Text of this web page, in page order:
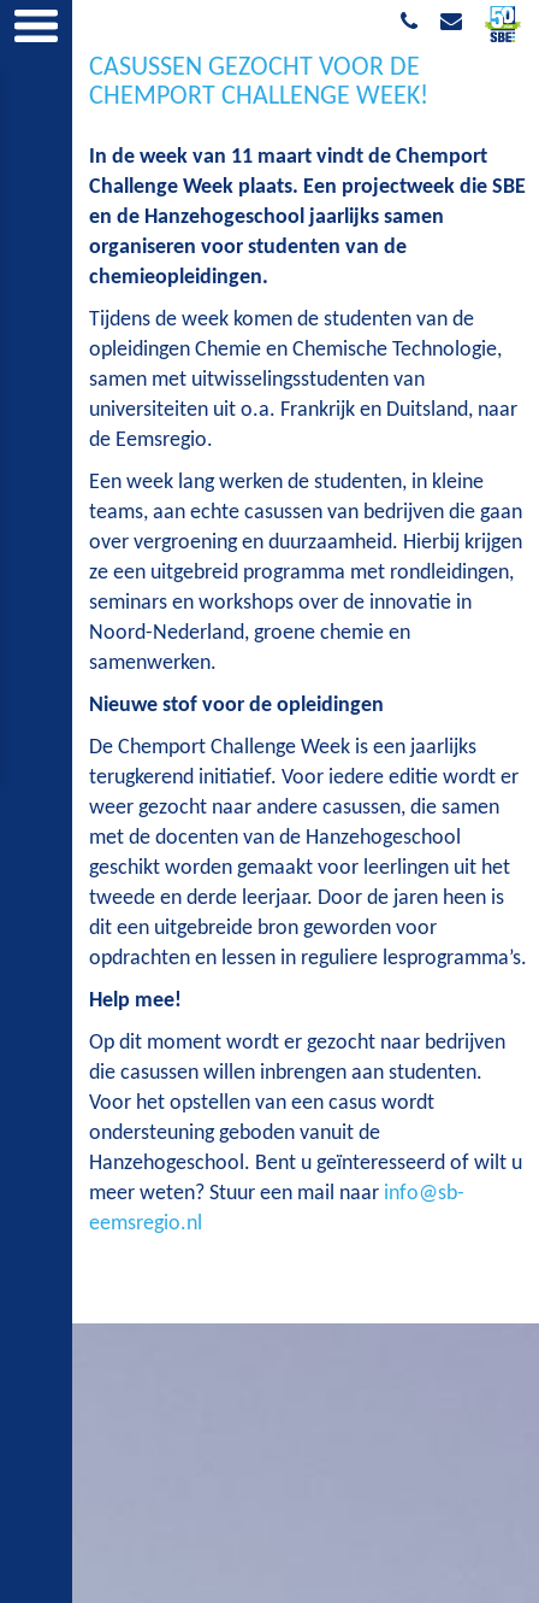
CASUSSEN GEZOCHT VOOR DE
CHEMPORT CHALLENGE WEEK!
In de week van 11 maart vindt de Chemport
Challenge Week plaats. Een projectweek die SBE
en de Hanzehogeschool jaarlijks samen
organiseren voor studenten van de
chemieopleidingen.
Tijdens de week komen de studenten van de
opleidingen Chemie en Chemische Technologie,
samen met uitwisselingsstudenten van
universiteiten uit o.a. Frankrijk en Duitsland, naar
de Eemsregio.
Een week lang werken de studenten, in kleine
teams, aan echte casussen van bedrijven die gaan
over vergroening en duurzaamheid. Hierbij krijgen
ze een uitgebreid programma met rondleidingen,
seminars en workshops over de innovatie in
Noord-Nederland, groene chemie en
samenwerken.
Nieuwe stof voor de opleidingen
De Chemport Challenge Week is een jaarlijks
terugkerend initiatief. Voor iedere editie wordt er
weer gezocht naar andere casussen, die samen
met de docenten van de Hanzehogeschool
geschikt worden gemaakt voor leerlingen uit het
tweede en derde leerjaar. Door de jaren heen is
dit een uitgebreide bron geworden voor
opdrachten en lessen in reguliere lesprogramma’s.
Help mee!
Op dit moment wordt er gezocht naar bedrijven
die casussen willen inbrengen aan studenten.
Voor het opstellen van een casus wordt
ondersteuning geboden vanuit de
Hanzehogeschool. Bent u geïnteresseerd of wilt u
meer weten? Stuur een mail naar info@sb-
eemsregio.nl